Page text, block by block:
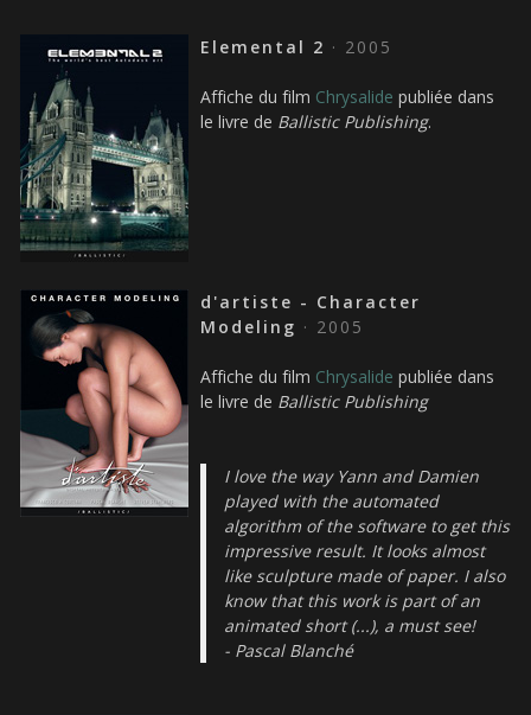
Elemental 2 · 2005
Affiche du film Chrysalide publiée dans
le livre de Ballistic Publishing.
d'artiste - Character
Modeling · 2005
Affiche du film Chrysalide publiée dans
le livre de Ballistic Publishing
I love the way Yann and Damien
played with the automated
algorithm of the software to get this
impressive result. It looks almost
like sculpture made of paper. I also
know that this work is part of an
animated short (...), a must see!
- Pascal Blanché